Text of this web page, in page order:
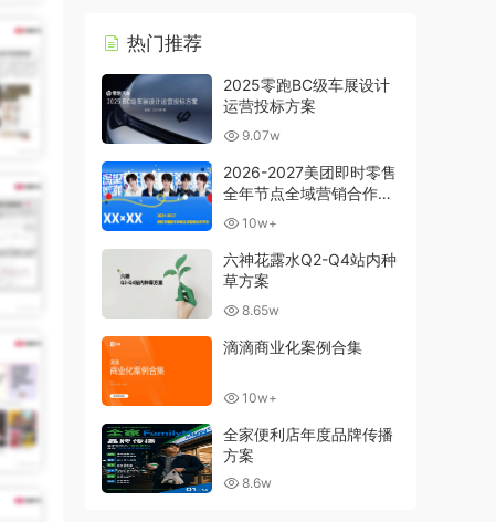
热门推荐
2025零跑BC级车展设计
运营投标方案
9.07w
2026-2027美团即时零售
全年节点全域营销合作方
案 10w+
六神花露水Q2-Q4站内种
草方案
8.65w
滴滴商业化案例合集
10w+
全家便利店年度品牌传播
方案
8.6w